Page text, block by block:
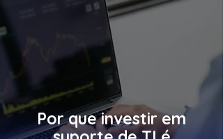
Por que investir em